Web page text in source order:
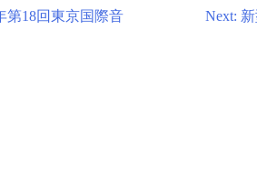
第18回東京国際音
Next: